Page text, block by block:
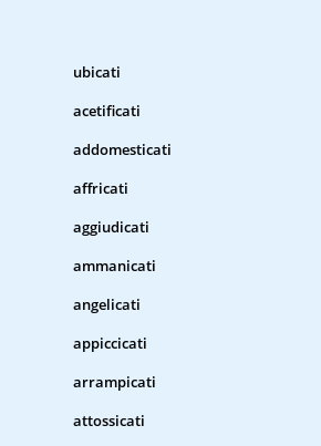
ubicati
acetificati
addomesticati
affricati
aggiudicati
ammanicati
angelicati
appiccicati
arrampicati
attossicati